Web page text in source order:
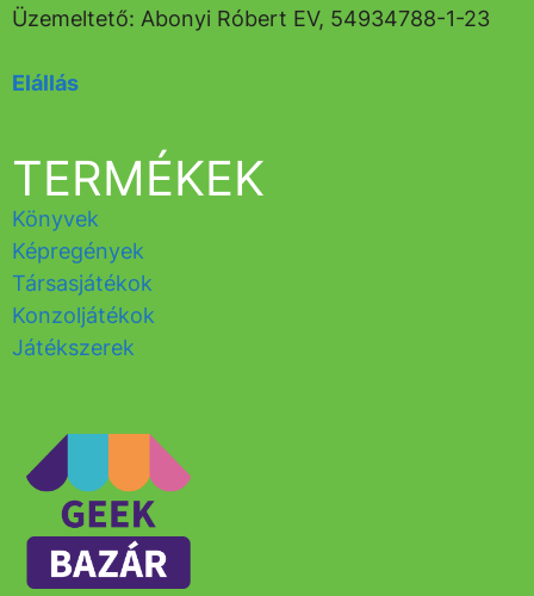
TERMÉKEK
Könyvek
Képregények
Társasjátékok
Konzoljátékok
Játékszerek
Üzemeltető: Abonyi Róbert EV, 54934788-1-23
Elállás